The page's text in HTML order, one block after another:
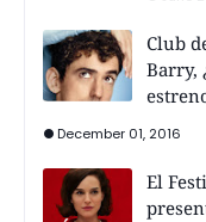
Club
Barry,
December 01, 2016
El